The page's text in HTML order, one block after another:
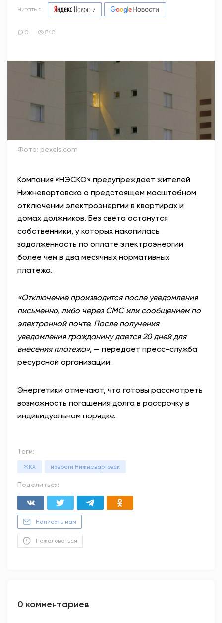
Читать в
0 840
Фото: pexels.com
Компания «НЭСКО» предупреждает жителей
Нижневартовска о предстоящем масштабном
отключении электроэнергии в квартирах и
домах должников. Без света останутся
собственники, у которых накопилась
задолженность по оплате электроэнергии
более чем в два месячных нормативных
платежа.
«Отключение производится после уведомления
письменно, либо через СМС или сообщением по
электронной почте. После получения
уведомления гражданину дается 20 дней для
внесения платежа», — передает пресс-служба
ресурсной организации.
Энергетики отмечают, что готовы рассмотреть
возможность погашения долга в рассрочку в
индивидуальном порядке.
Теги:
ЖКХ новости Нижневартовск
Поделиться:
Написать нам
Пожаловаться
0 комментариев